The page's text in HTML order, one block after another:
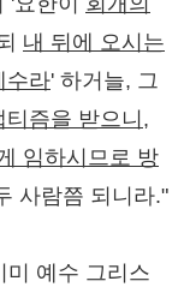
내 뒤에 오시는
수라' 하거늘, 그
즘을 받으니 ,
임하시므로 방
사람쯤 되니라."
미 예수 그리스